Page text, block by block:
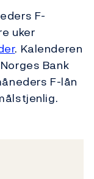
F-
uker
. Kalenderen
Bank
F-lån